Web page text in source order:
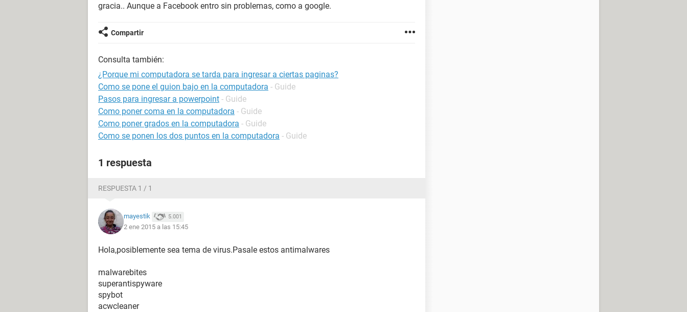
gracia.. Aunque a Facebook entro sin problemas, como a google.
Compartir
Consulta también:
¿Porque mi computadora se tarda para ingresar a ciertas paginas?
Como se pone el guion bajo en la computadora - Guide
Pasos para ingresar a powerpoint - Guide
Como poner coma en la computadora - Guide
Como poner grados en la computadora - Guide
Como se ponen los dos puntos en la computadora - Guide
1 respuesta
RESPUESTA 1 / 1
mayestik 5.001
2 ene 2015 a las 15:45
Hola,posiblemente sea tema de virus.Pasale estos antimalwares
malwarebites
superantispyware
spybot
acwcleaner